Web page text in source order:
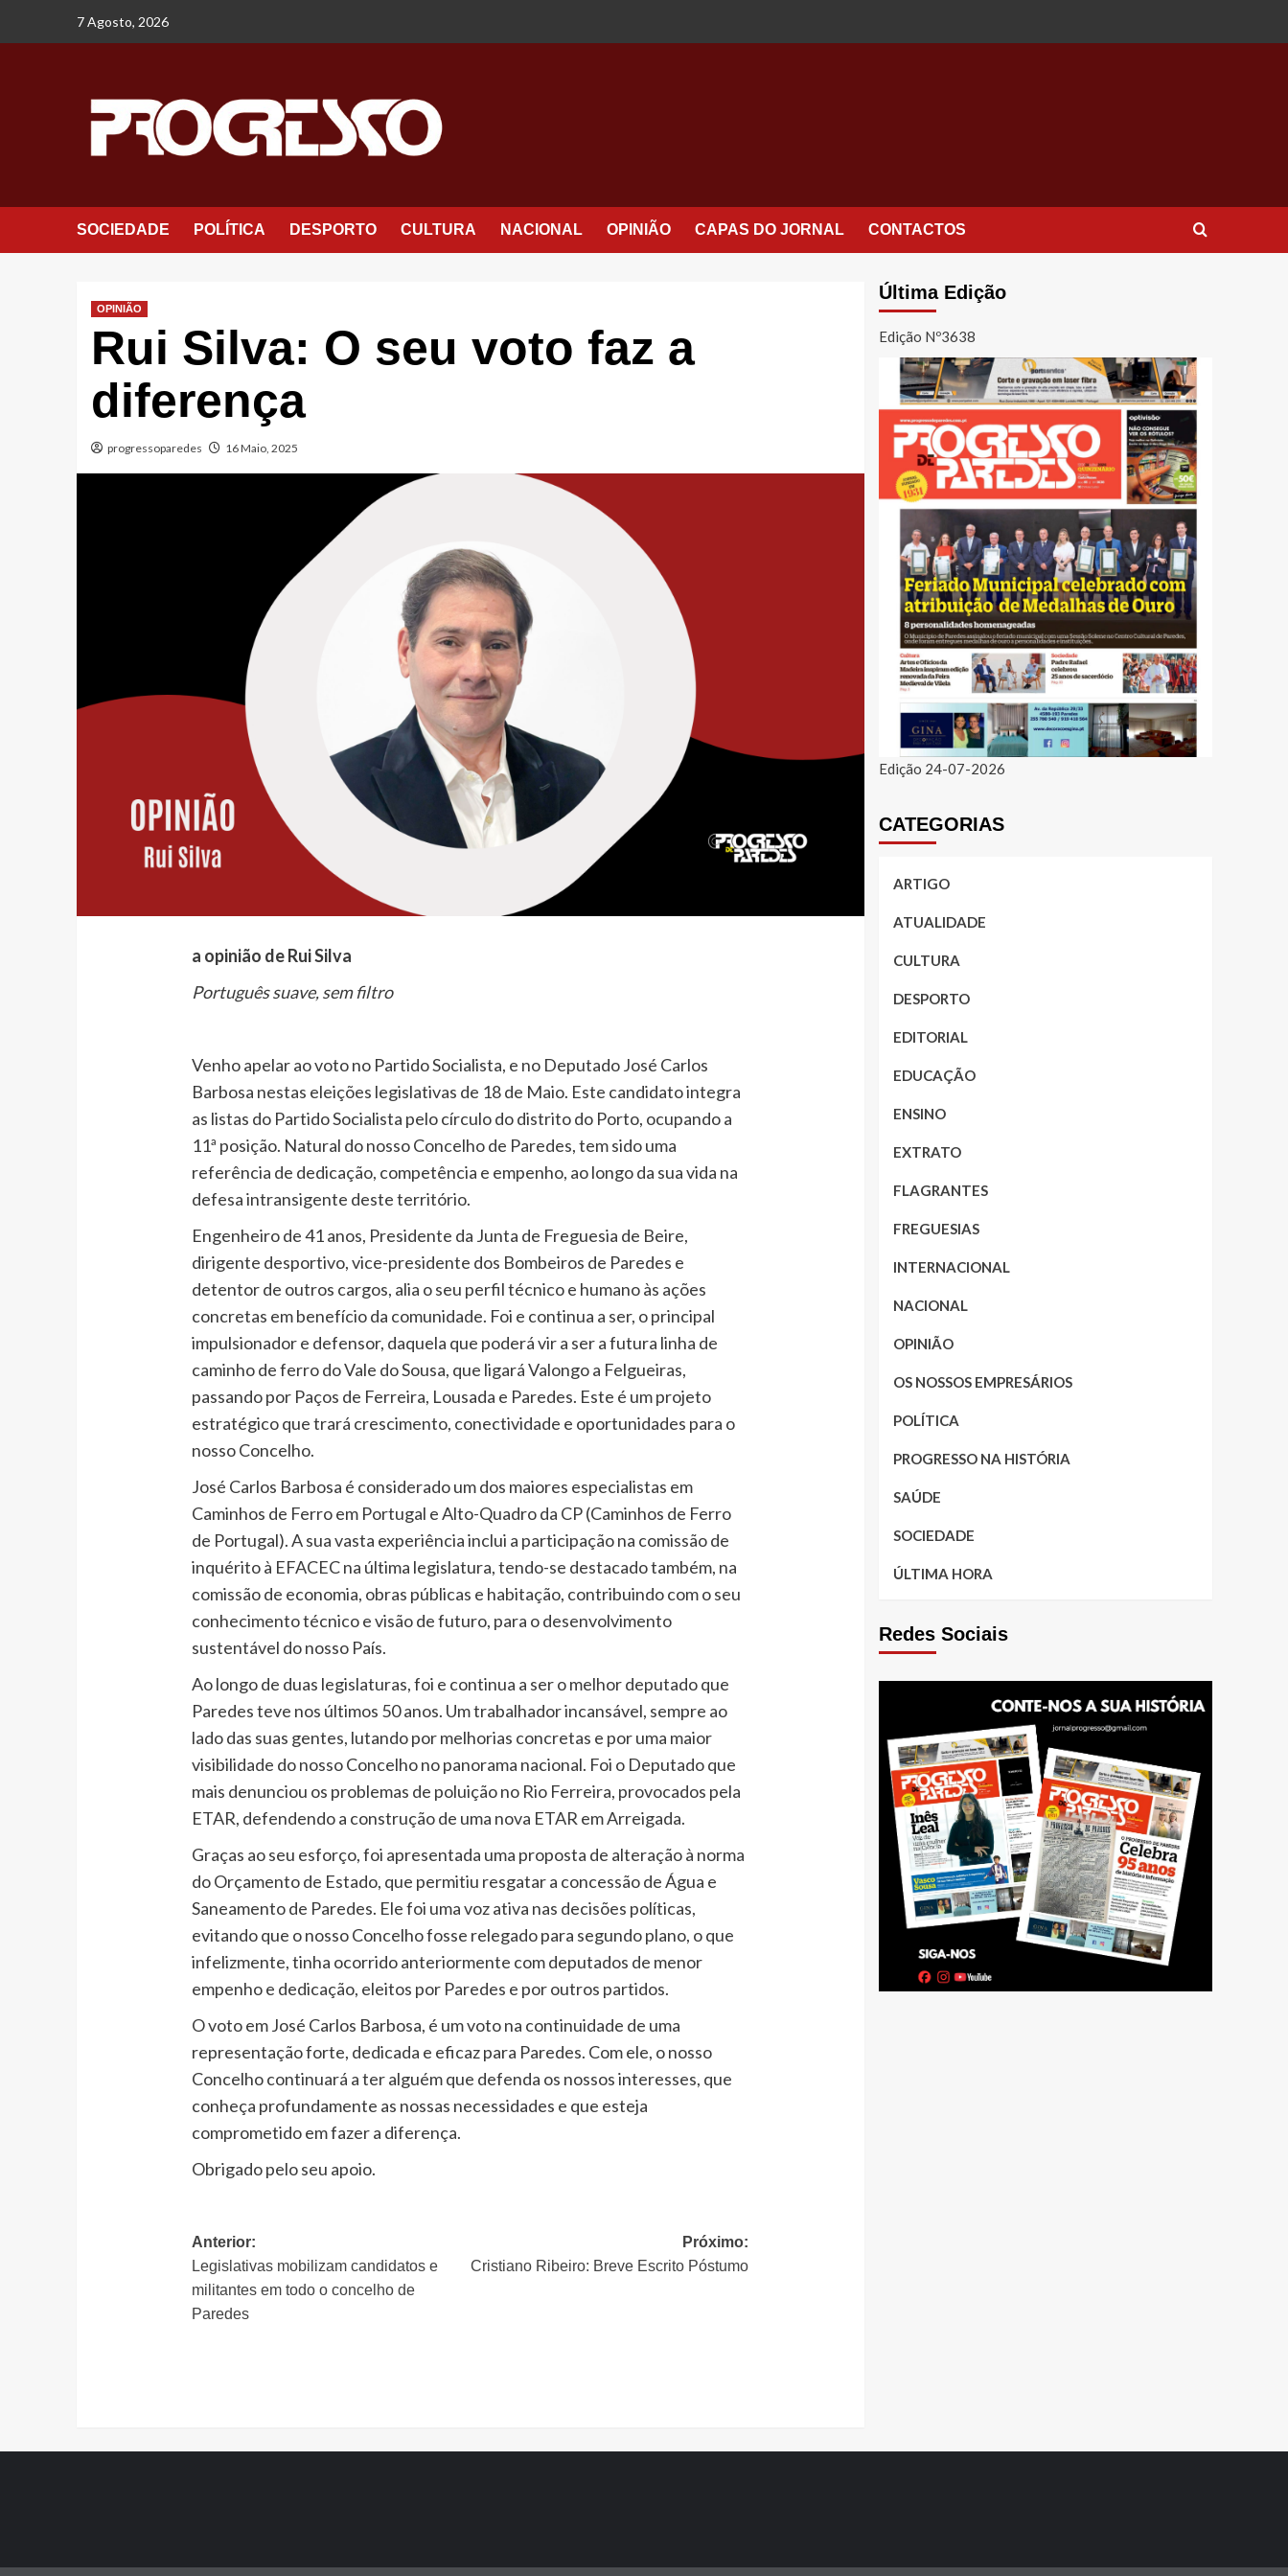
7 Agosto, 2026
SOCIEDADE POLÍTICA DESPORTO CULTURA NACIONAL OPINIÃO CAPAS DO JORNAL CONTACTOS
OPINIÃO
Rui Silva: O seu voto faz a
diferença
progressoparedes 16 Maio, 2025
a opinião de Rui Silva
Português suave, sem filtro
Venho apelar ao voto no Partido Socialista, e no Deputado José Carlos
Barbosa nestas eleições legislativas de 18 de Maio. Este candidato integra
as listas do Partido Socialista pelo círculo do distrito do Porto, ocupando a
11ª posição. Natural do nosso Concelho de Paredes, tem sido uma
referência de dedicação, competência e empenho, ao longo da sua vida na
defesa intransigente deste território.
Engenheiro de 41 anos, Presidente da Junta de Freguesia de Beire,
dirigente desportivo, vice-presidente dos Bombeiros de Paredes e
detentor de outros cargos, alia o seu perfil técnico e humano às ações
concretas em benefício da comunidade. Foi e continua a ser, o principal
impulsionador e defensor, daquela que poderá vir a ser a futura linha de
caminho de ferro do Vale do Sousa, que ligará Valongo a Felgueiras,
passando por Paços de Ferreira, Lousada e Paredes. Este é um projeto
estratégico que trará crescimento, conectividade e oportunidades para o
nosso Concelho.
José Carlos Barbosa é considerado um dos maiores especialistas em
Caminhos de Ferro em Portugal e Alto-Quadro da CP (Caminhos de Ferro
de Portugal). A sua vasta experiência inclui a participação na comissão de
inquérito à EFACEC na última legislatura, tendo-se destacado também, na
comissão de economia, obras públicas e habitação, contribuindo com o seu
conhecimento técnico e visão de futuro, para o desenvolvimento
sustentável do nosso País.
Ao longo de duas legislaturas, foi e continua a ser o melhor deputado que
Paredes teve nos últimos 50 anos. Um trabalhador incansável, sempre ao
lado das suas gentes, lutando por melhorias concretas e por uma maior
visibilidade do nosso Concelho no panorama nacional. Foi o Deputado que
mais denunciou os problemas de poluição no Rio Ferreira, provocados pela
ETAR, defendendo a construção de uma nova ETAR em Arreigada.
Graças ao seu esforço, foi apresentada uma proposta de alteração à norma
do Orçamento de Estado, que permitiu resgatar a concessão de Água e
Saneamento de Paredes. Ele foi uma voz ativa nas decisões políticas,
evitando que o nosso Concelho fosse relegado para segundo plano, o que
infelizmente, tinha ocorrido anteriormente com deputados de menor
empenho e dedicação, eleitos por Paredes e por outros partidos.
O voto em José Carlos Barbosa, é um voto na continuidade de uma
representação forte, dedicada e eficaz para Paredes. Com ele, o nosso
Concelho continuará a ter alguém que defenda os nossos interesses, que
conheça profundamente as nossas necessidades e que esteja
comprometido em fazer a diferença.
Obrigado pelo seu apoio.
Navegação
de
artigos
Anterior:
Legislativas mobilizam candidatos e
militantes em todo o concelho de
Paredes
Próximo:
Cristiano Ribeiro: Breve Escrito Póstumo
Última Edição
Edição Nº3638
Edição 24-07-2026
CATEGORIAS
ARTIGO
ATUALIDADE
CULTURA
DESPORTO
EDITORIAL
EDUCAÇÃO
ENSINO
EXTRATO
FLAGRANTES
FREGUESIAS
INTERNACIONAL
NACIONAL
OPINIÃO
OS NOSSOS EMPRESÁRIOS
POLÍTICA
PROGRESSO NA HISTÓRIA
SAÚDE
SOCIEDADE
ÚLTIMA HORA
Redes Sociais